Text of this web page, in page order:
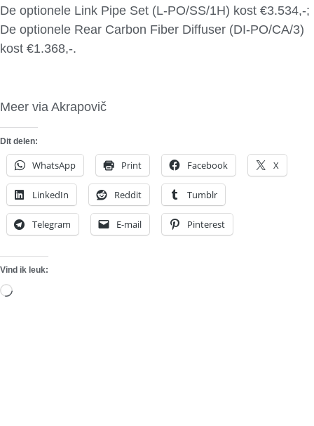
De optionele Link Pipe Set (L-PO/SS/1H) kost €3.534,-;
De optionele Rear Carbon Fiber Diffuser (DI-PO/CA/3)
kost €1.368,-.
Meer via Akrapovič
Dit delen:
WhatsApp Print Facebook X
LinkedIn Reddit Tumblr
Telegram E-mail Pinterest
Vind ik leuk:
Aan